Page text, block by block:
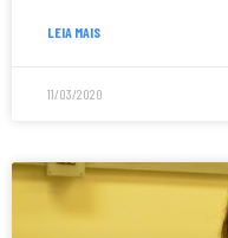
LEIA MAIS
11/03/2020